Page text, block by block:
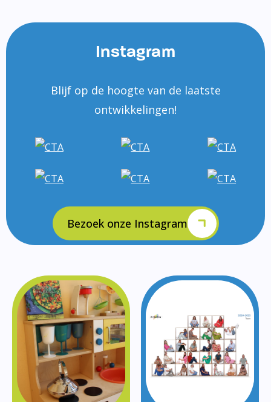
Instagram
Blijf op de hoogte van de laatste
ontwikkelingen!
Bezoek onze Instagram